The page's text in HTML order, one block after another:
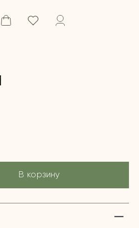
В корзину